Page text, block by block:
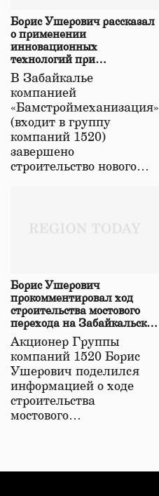
Борис Ушерович рассказал
о применении
инновационных
технологий при
строительстве нового моста
в Забайкалье
В Забайкалье
компанией
«Бамстроймеханизация»
(входит в группу
компаний 1520)
завершено
строительство нового…
Борис Ушерович
прокомментировал ход
строительства мостового
перехода на Забайкальской
железной дороге
Акционер Группы
компаний 1520 Борис
Ушерович поделился
информацией о ходе
строительства
мостового…